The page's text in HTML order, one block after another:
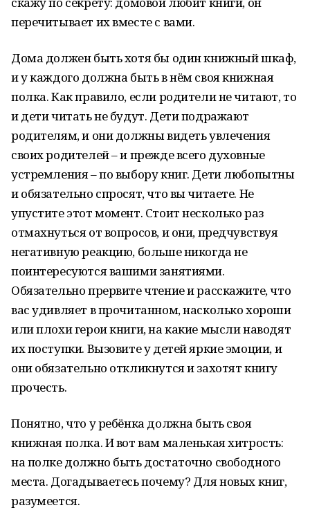
перечитывает их вместе с вами.
Дома должен быть хотя бы один книжный шкаф,
и у каждого должна быть в нём своя книжная
полка. Как правило, если родители не читают, то
и дети читать не будут. Дети подражают
родителям, и они должны видеть увлечения
своих родителей – и прежде всего духовные
устремления – по выбору книг. Дети любопытны
и обязательно спросят, что вы читаете. Не
упустите этот момент. Стоит несколько раз
отмахнуться от вопросов, и они, предчувствуя
негативную реакцию, больше никогда не
поинтересуются вашими занятиями.
Обязательно прервите чтение и расскажите, что
вас удивляет в прочитанном, насколько хороши
или плохи герои книги, на какие мысли наводят
их поступки. Вызовите у детей яркие эмоции, и
они обязательно откликнутся и захотят книгу
прочесть.
Понятно, что у ребёнка должна быть своя
книжная полка. И вот вам маленькая хитрость:
на полке должно быть достаточно свободного
места. Догадываетесь почему? Для новых книг,
разумеется.